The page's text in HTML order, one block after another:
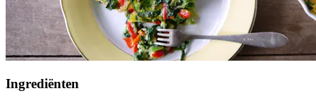
Ingrediënten